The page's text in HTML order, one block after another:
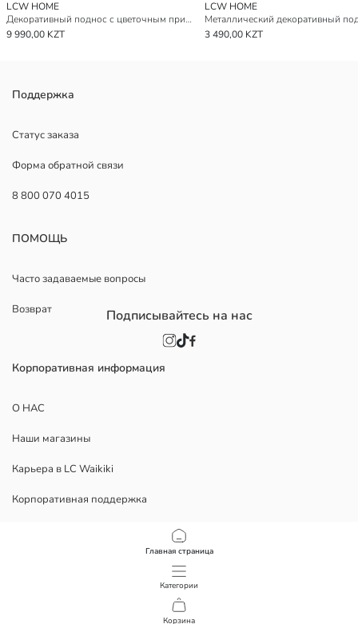
Главная страница
Категории
Корзина
LCW HOME
Декоративный поднос с цветочным принтом 33 см
9 990,00 KZT
LCW HOME
3 490,00 KZT
Поддержка
Статус заказа
Форма обратной связи
8 800 070 4015
ПОМОЩЬ
Часто задаваемые вопросы
Возврат
Корпоративная информация
О НАС
Наши магазины
Карьера в LC Waikiki
Корпоративная поддержка
Политика Конфиденциальности
Подписывайтесь на нас